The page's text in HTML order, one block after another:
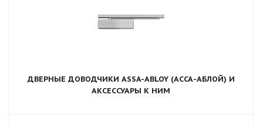
ДВЕРНЫЕ ДОВОДЧИКИ ASSA-ABLOY (АССА-АБЛОЙ) И
АКСЕССУАРЫ К НИМ